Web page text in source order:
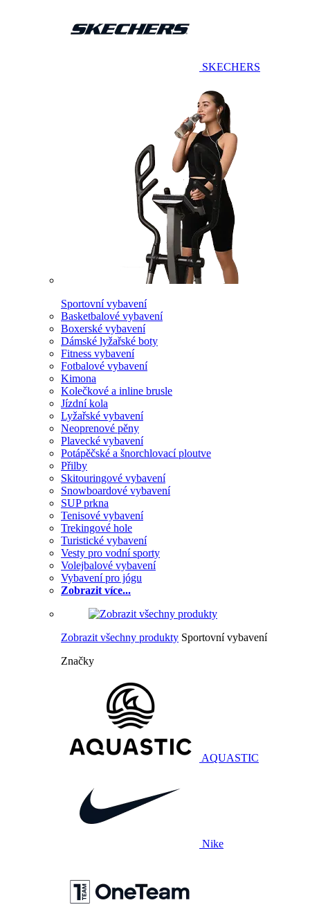
SKECHERS
Sportovní vybavení
Basketbalové vybavení
Boxerské vybavení
Dámské lyžařské boty
Fitness vybavení
Fotbalové vybavení
Kimona
Kolečkové a inline brusle
Jízdní kola
Lyžařské vybavení
Neoprenové pěny
Plavecké vybavení
Potápěčské a šnorchlovací ploutve
Přilby
Skitouringové vybavení
Snowboardové vybavení
SUP prkna
Tenisové vybavení
Trekingové hole
Turistické vybavení
Vesty pro vodní sporty
Volejbalové vybavení
Vybavení pro jógu
Zobrazit více...
Zobrazit všechny produkty Sportovní vybavení
Značky
AQUASTIC
Nike